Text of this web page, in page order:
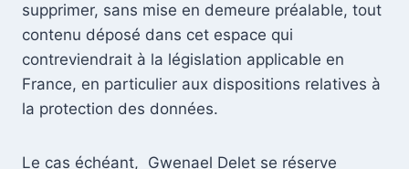
supprimer, sans mise en demeure préalable, tout
contenu déposé dans cet espace qui
contreviendrait à la législation applicable en
France, en particulier aux dispositions relatives à
la protection des données.
Le cas échéant, Gwenael Delet se réserve